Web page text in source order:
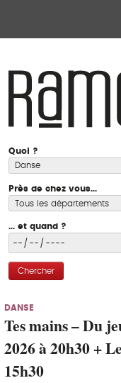
Quoi ?
Près de chez vous...
... et quand ?
Chercher
DANSE
Tes mains – Du
2026 à 20h30 +
15h30